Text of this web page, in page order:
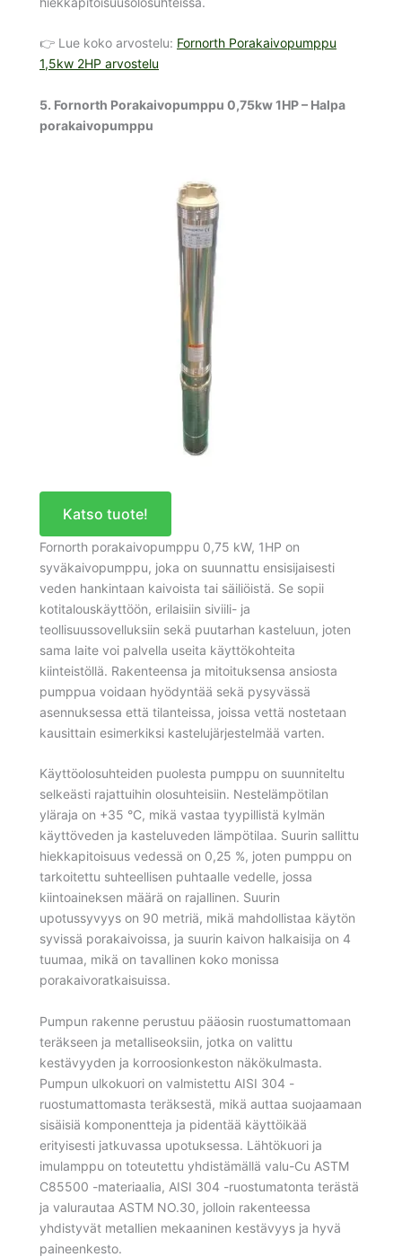
👉 Lue koko arvostelu: Fornorth Porakaivopumppu
1,5kw 2HP arvostelu
5. Fornorth Porakaivopumppu 0,75kw 1HP – Halpa
porakaivopumppu
Katso tuote!
Fornorth porakaivopumppu 0,75 kW, 1HP on
syväkaivopumppu, joka on suunnattu ensisijaisesti
veden hankintaan kaivoista tai säiliöistä. Se sopii
kotitalouskäyttöön, erilaisiin siviili- ja
teollisuussovelluksiin sekä puutarhan kasteluun, joten
sama laite voi palvella useita käyttökohteita
kiinteistöllä. Rakenteensa ja mitoituksensa ansiosta
pumppua voidaan hyödyntää sekä pysyvässä
asennuksessa että tilanteissa, joissa vettä nostetaan
kausittain esimerkiksi kastelujärjestelmää varten.
Käyttöolosuhteiden puolesta pumppu on suunniteltu
selkeästi rajattuihin olosuhteisiin. Nestelämpötilan
yläraja on +35 °C, mikä vastaa tyypillistä kylmän
käyttöveden ja kasteluveden lämpötilaa. Suurin sallittu
hiekkapitoisuus vedessä on 0,25 %, joten pumppu on
tarkoitettu suhteellisen puhtaalle vedelle, jossa
kiintoaineksen määrä on rajallinen. Suurin
upotussyvyys on 90 metriä, mikä mahdollistaa käytön
syvissä porakaivoissa, ja suurin kaivon halkaisija on 4
tuumaa, mikä on tavallinen koko monissa
porakaivoratkaisuissa.
Pumpun rakenne perustuu pääosin ruostumattomaan
teräkseen ja metalliseoksiin, jotka on valittu
kestävyyden ja korroosionkeston näkökulmasta.
Pumpun ulkokuori on valmistettu AISI 304 -
ruostumattomasta teräksestä, mikä auttaa suojaamaan
sisäisiä komponentteja ja pidentää käyttöikää
erityisesti jatkuvassa upotuksessa. Lähtökuori ja
imulamppu on toteutettu yhdistämällä valu-Cu ASTM
C85500 -materiaalia, AISI 304 -ruostumatonta terästä
ja valurautaa ASTM NO.30, jolloin rakenteessa
yhdistyvät metallien mekaaninen kestävyys ja hyvä
paineenkesto.